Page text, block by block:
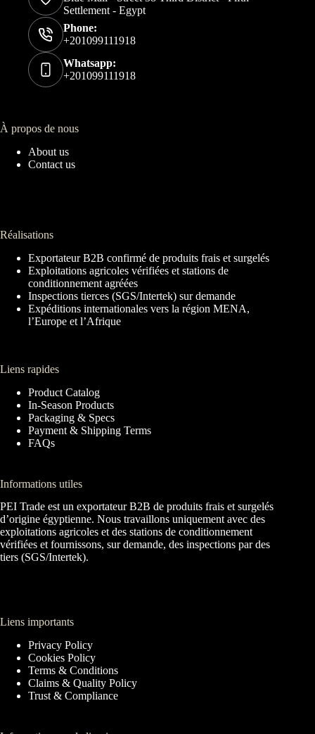
Settlement - Egypt
Phone:
+201099111918
Whatsapp:
+201099111918
À propos de nous
About us
Contact us
Réalisations
Exportateur B2B confirmé de produits frais et surgelés
Exploitations agricoles vérifiées et stations de
conditionnement agréées
Inspections tierces (SGS/Intertek) sur demande
Expéditions internationales vers la région MENA,
l’Europe et l’Afrique
Liens rapides
Product Catalog
In-Season Products
Packaging & Specs
Payment & Shipping Terms
FAQs
Informations utiles
PEI Trade est un exportateur B2B de produits frais et surgelés
d’origine égyptienne. Nous travaillons uniquement avec des
exploitations agricoles et des stations de conditionnement
vérifiées et fournissons, sur demande, des inspections par des
tiers (SGS/Intertek).
Liens importants
Privacy Policy
Cookies Policy
Terms & Conditions
Claims & Quality Policy
Trust & Compliance